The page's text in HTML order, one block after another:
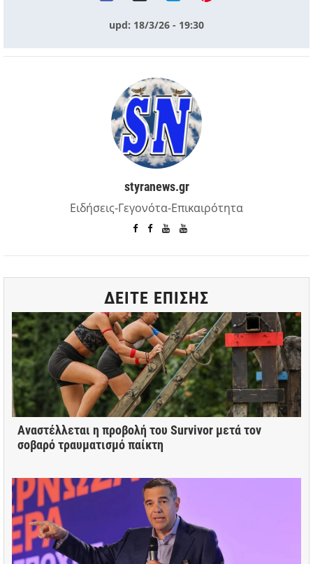
upd: 18/3/26 - 19:30
styranews.gr
Ειδήσεις-Γεγονότα-Επικαιρότητα
ΔΕΙΤΕ ΕΠΙΣΗΣ
Αναστέλλεται η προβολή του Survivor μετά τον
σοβαρό τραυματισμό παίκτη